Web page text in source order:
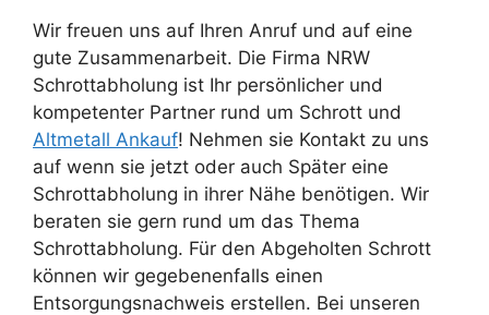
Wir freuen uns auf Ihren Anruf und auf eine
gute Zusammenarbeit. Die Firma NRW
Schrottabholung ist Ihr persönlicher und
kompetenter Partner rund um Schrott und
Altmetall Ankauf! Nehmen sie Kontakt zu uns
auf wenn sie jetzt oder auch Später eine
Schrottabholung in ihrer Nähe benötigen. Wir
beraten sie gern rund um das Thema
Schrottabholung. Für den Abgeholten Schrott
können wir gegebenenfalls einen
Entsorgungsnachweis erstellen. Bei unseren